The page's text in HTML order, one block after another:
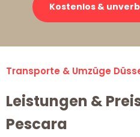
Kostenlos &
Transporte & Umzüge
Leistungen &
Pescara